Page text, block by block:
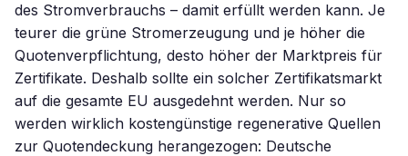
des Stromverbrauchs – damit erfüllt werden kann. Je
teurer die grüne Stromerzeugung und je höher die
Quotenverpflichtung, desto höher der Marktpreis für
Zertifikate. Deshalb sollte ein solcher Zertifikatsmarkt
auf die gesamte EU ausgedehnt werden. Nur so
werden wirklich kostengünstige regenerative Quellen
zur Quotendeckung herangezogen: Deutsche